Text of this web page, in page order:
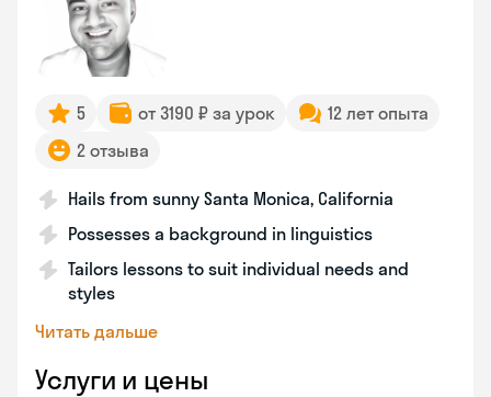
5 от 3190 ₽ за урок
12 лет опыта
2 отзыва
Hails from sunny Santa Monica, California
Possesses a background in linguistics
Tailors lessons to suit individual needs and
styles
Читать дальше
Услуги и цены